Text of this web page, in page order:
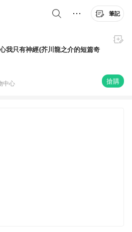
筆記
我只有神經(芥川龍之介的短篇奇
中心 搶購